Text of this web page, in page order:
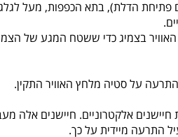
בצמיג כדי ששטח המגע של
על סטיה מלחץ האוויר התקין.
אלקטרוניים. חיישנים אלה
התרעה מיידית על כך.